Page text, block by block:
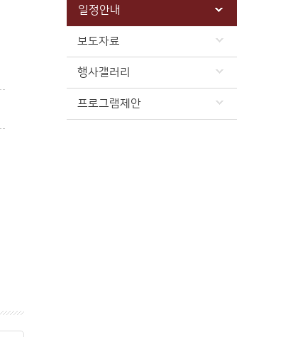
일정안내
보도자료
행사갤러리
프로그램제안